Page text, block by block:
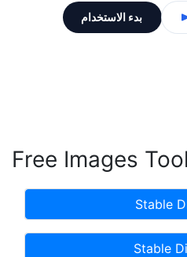
بدء الاستخدام
Free Images
Stable
Stable